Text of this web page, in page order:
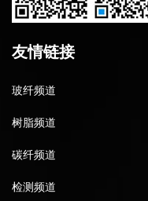
友情链接
玻纤频道
树脂频道
碳纤频道
检测频道